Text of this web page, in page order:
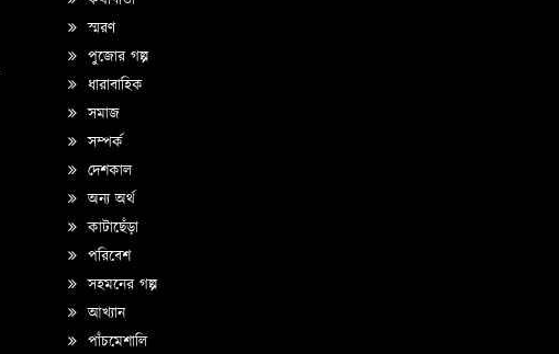
স্মরণ
পুজোর গল্প
ধারাবাহিক
সমাজ
সম্পর্ক
দেশকাল
অন্য অর্থ
কাটাছেঁড়া
পরিবেশ
সহমনের গল্প
আখ্যান
পাঁচমেশালি